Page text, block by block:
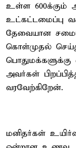
உள்ள 600க்கும்
உட்கட்டமைப்பு
தேவையான
கொள்முதல்
அவர்கள்
வரவேற்கிறேன்.
மனிதர்கள்